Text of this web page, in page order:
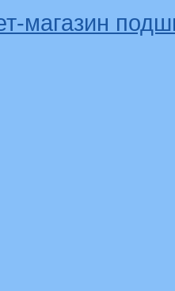
магазин